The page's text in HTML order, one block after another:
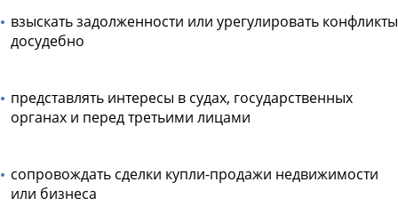
взыскать задолженности или урегулировать конфликты
досудебно
представлять интересы в судах, государственных
органах и перед третьими лицами
сопровождать сделки купли-продажи недвижимости
или бизнеса